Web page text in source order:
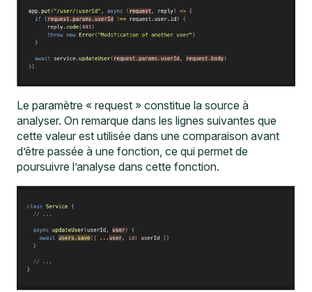
Le paramètre « request » constitue la source à
analyser. On remarque dans les lignes suivantes que
cette valeur est utilisée dans une comparaison avant
d’être passée à une fonction, ce qui permet de
poursuivre l’analyse dans cette fonction.